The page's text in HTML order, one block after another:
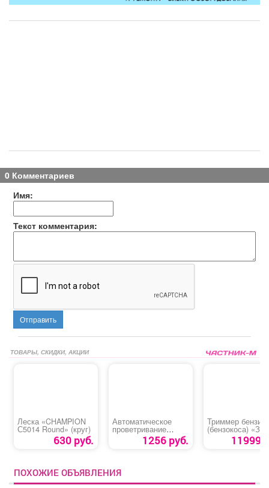
0 Комментариев
Имя:
Текст комментария:
Отправить
ТОВАРЫ, СКИДКИ, АКЦИИ
Леска «CHAMPION
С5014 Round» (круг)
630 руб.
Автоматическое
проветривание
теплицы
«Термопривод 300С»
1256 руб.
Триммер
(бензокоса)
КРБ-2500-Р»
11999
ПОХОЖИЕ ОБЪЯВЛЕНИЯ